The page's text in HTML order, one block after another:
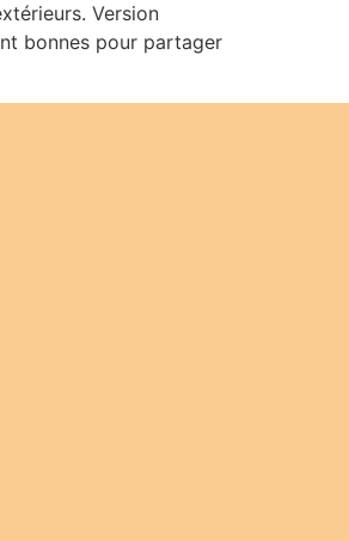
Version
bonnes pour partager